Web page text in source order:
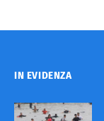
IN EVIDENZA